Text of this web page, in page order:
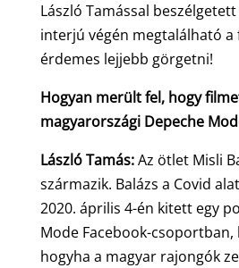
László Tamással beszélgetett
interjú végén megtalálható a
érdemes lejjebb görgetni!
Hogyan merült fel, hogy
magyarországi Depeche
László Tamás:Az ötlet Misli
származik. Balázs a Covid
2020. április 4-én kitett egy
Mode Facebook-csoportban,
hogyha a magyar rajongók